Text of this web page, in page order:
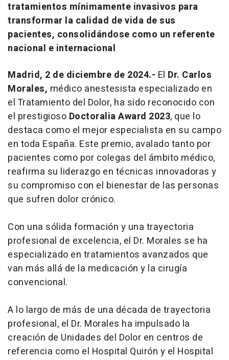
tratamientos mínimamente invasivos para
transformar la calidad de vida de sus
pacientes, consolidándose como un referente
nacional e internacional
Madrid, 2 de diciembre de 2024.- El Dr. Carlos
Morales, médico anestesista especializado en
el Tratamiento del Dolor, ha sido reconocido con
el prestigioso Doctoralia Award 2023, que lo
destaca como el mejor especialista en su campo
en toda España. Este premio, avalado tanto por
pacientes como por colegas del ámbito médico,
reafirma su liderazgo en técnicas innovadoras y
su compromiso con el bienestar de las personas
que sufren dolor crónico.
Con una sólida formación y una trayectoria
profesional de excelencia, el Dr. Morales se ha
especializado en tratamientos avanzados que
van más allá de la medicación y la cirugía
convencional.
A lo largo de más de una década de trayectoria
profesional, el Dr. Morales ha impulsado la
creación de Unidades del Dolor en centros de
referencia como el Hospital Quirón y el Hospital